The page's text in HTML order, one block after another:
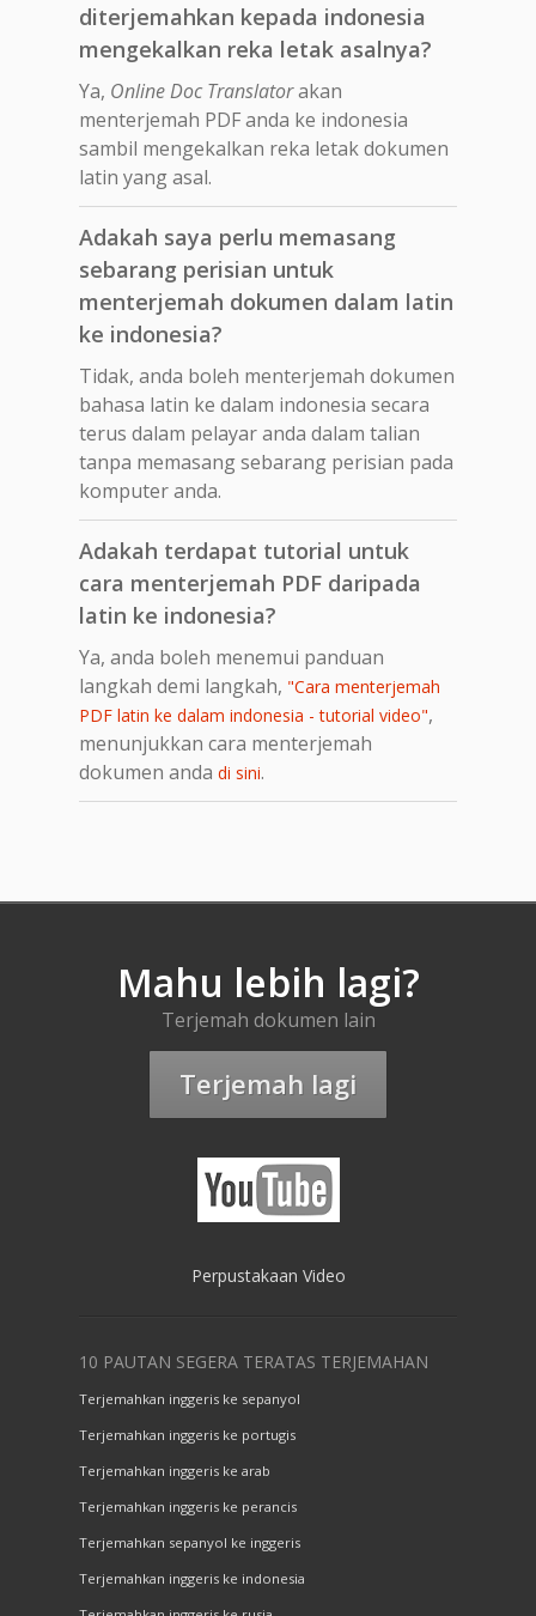
diterjemahkan kepada indonesia
mengekalkan reka letak asalnya?
Ya, Online Doc Translatorakan
menterjemah PDF anda ke indonesia
sambil mengekalkan reka letak dokumen
latin yang asal.
Adakah saya perlu memasang
sebarang perisian untuk
menterjemah dokumen dalam latin
ke indonesia?
Tidak, anda boleh menterjemah dokumen
bahasa latin ke dalam indonesia secara
terus dalam pelayar anda dalam talian
tanpa memasang sebarang perisian pada
komputer anda.
Adakah terdapat tutorial untuk
cara menterjemah PDF daripada
latin ke indonesia?
Ya, anda boleh menemui panduan
langkah demi langkah, "Cara menterjemah
PDF latin ke dalam indonesia - tutorial video",
menunjukkan cara menterjemah
dokumen anda di sini.
Mahu lebih lagi?
Terjemah dokumen lain
Terjemah lagi
Perpustakaan Video
10 PAUTAN SEGERA TERATAS TERJEMAHAN
Terjemahkan inggeris ke sepanyol
Terjemahkan inggeris ke portugis
Terjemahkan inggeris ke arab
Terjemahkan inggeris ke perancis
Terjemahkan sepanyol ke inggeris
Terjemahkan inggeris ke indonesia